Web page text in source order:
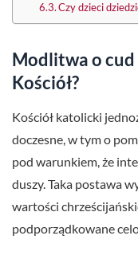
Czy dzieci
Modlitwa o
Kościół?
Kościół katolicki
doczesne, w tym o
pod warunkiem, że
duszy. Taka postawa
wartości
podporządkowane